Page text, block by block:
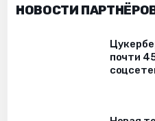
НОВОСТИ
почти